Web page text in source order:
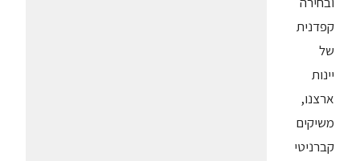
קפדנית
של
יינות
ארצנו,
משיקים
קברניטי